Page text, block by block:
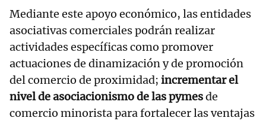
Mediante este apoyo económico, las entidades
asociativas comerciales podrán realizar
actividades específicas como promover
actuaciones de dinamización y de promoción
del comercio de proximidad; incrementar el
nivel de asociacionismo de las pymesde
comercio minorista para fortalecer las ventajas